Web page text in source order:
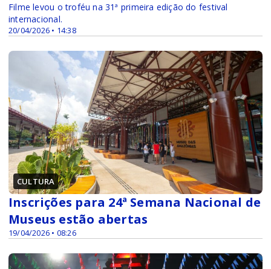
20/04/2026 • 14:38
Filme levou o troféu na 31ª primeira edição do festival
internacional.
CULTURA
19/04/2026 • 08:26
Inscrições para 24ª Semana Nacional de
Museus estão abertas